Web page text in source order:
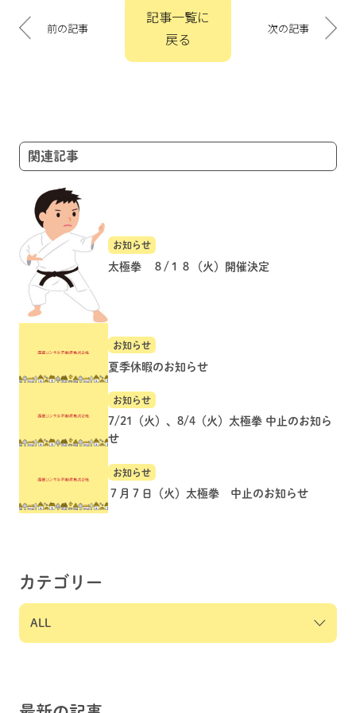
稿
ナ
ョ
ン
前の記事
記事一覧に
戻る
次の記事
関連記事
お知らせ
太極拳 ８/１８（火）開催決定
お知らせ
夏季休暇のお知らせ
お知らせ
7/21（火）、8/4（火）太極拳 中止のお知ら
せ
お知らせ
７月７日（火）太極拳 中止のお知らせ
カテゴリー